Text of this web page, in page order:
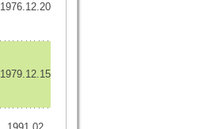
1976.12.20
1979.12.15